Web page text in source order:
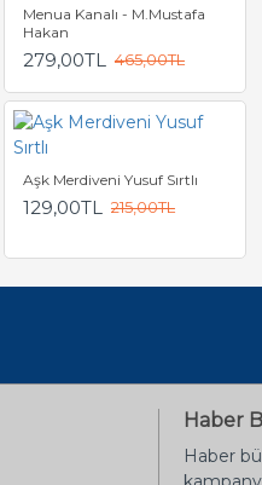
Menua Kanalı - M.Mustafa
Hakan
279,00TL 465,00TL
Aşk Merdiveni Yusuf Sırtlı
129,00TL 215,00TL
Haber
Haber